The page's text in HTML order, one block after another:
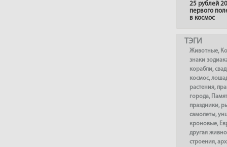
25 рублей
первого
в космос
ТЭГИ
Животные,
знаки
корабли,
космос,
растения,
города,
праздники,
самолеты,
кроновые,
другая
строения,